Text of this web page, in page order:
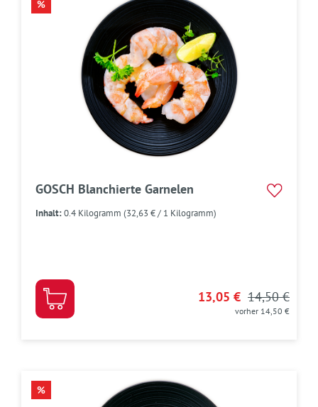
RABATT
%
GOSCH Blanchierte Garnelen
Inhalt:0.4 Kilogramm (32,63 € / 1 Kilogramm)
13,05 € 14,50 €
vorher 14,50 €
RABATT
%